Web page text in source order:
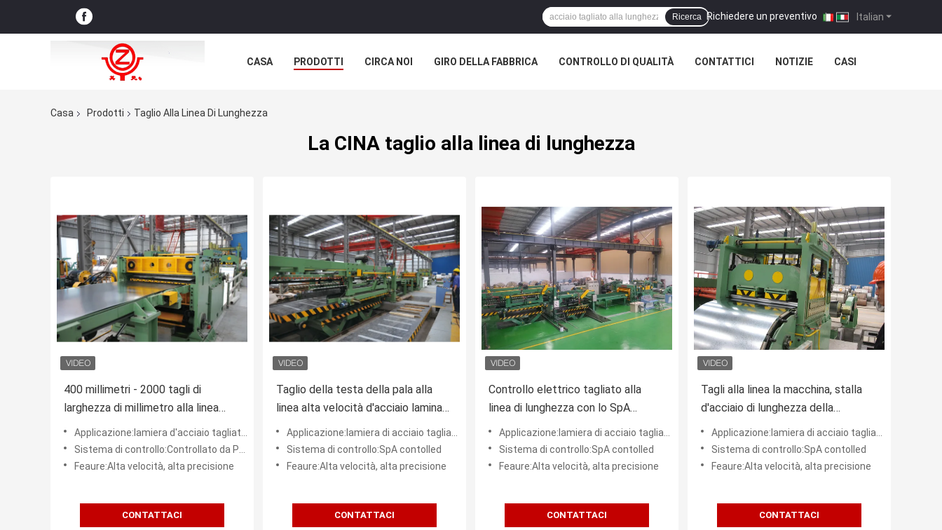
Italian
Richiedere un preventivo |
Ricerca
CASA PRODOTTI CIRCA NOI GIRO DELLA FABBRICA CONTROLLO DI QUALITÀ CONTATTICI NOTIZIE CASI
Casa
Prodotti Taglio Alla Linea Di Lunghezza
La CINA taglio alla linea di lunghezza
400 millimetri - 2000 tagli di
larghezza di millimetro alla linea
macchina di lunghezza con
controllo idraulico
Applicazione:lamiera d'acciaio tagliata a misura
Sistema di controllo:Controllato da PLC
Feaure:Alta velocità, alta precisione
CONTATTACI
Taglio della testa della pala alla
linea alta velocità d'acciaio laminata
a freddo macchina di lunghezza
Applicazione:lamiera di acciaio tagliata alla lunghezza
Sistema di controllo:SpA contolled
Feaure:Alta velocità, alta precisione
CONTATTACI
Controllo elettrico tagliato alla
linea di lunghezza con lo SpA
Contolled 28 tonnellate
Applicazione:lamiera di acciaio tagliata alla lunghezza
Sistema di controllo:SpA contolled
Feaure:Alta velocità, alta precisione
CONTATTACI
Tagli alla linea la macchina, stalla
d'acciaio di lunghezza della
tagliatrice della bobina di
Galvanzied
Applicazione:lamiera di acciaio tagliata alla lunghezza
Sistema di controllo:SpA contolled
Feaure:Alta velocità, alta precisione
CONTATTACI